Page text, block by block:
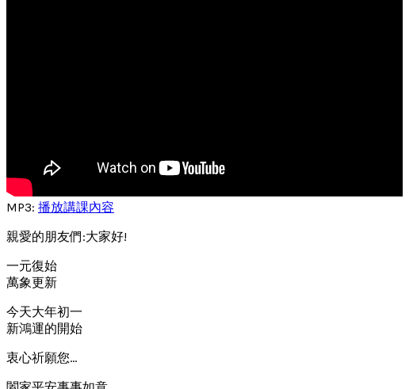
MP3: 播放講課內容
親愛的朋友們:大家好!
一元復始
萬象更新
今天大年初一
新鴻運的開始
衷心祈願您…